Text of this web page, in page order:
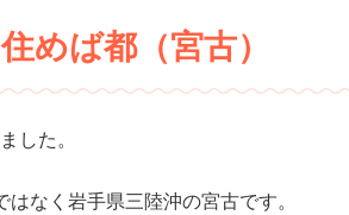
めば都（宮古）
した。
なく岩手県三陸沖の宮古です。